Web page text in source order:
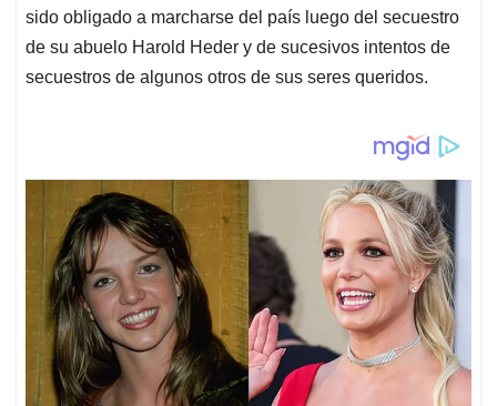
sido obligado a marcharse del país luego del secuestro
de su abuelo Harold Heder y de sucesivos intentos de
secuestros de algunos otros de sus seres queridos.